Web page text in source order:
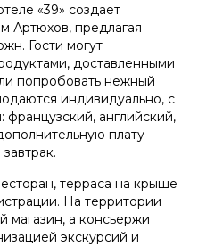
«39» создает
Артюхов, предлагая
Гости могут
доставленными
попробовать нежный
индивидуально, с
французский, английский,
плату
терраса на крыше
На территории
магазин, а консьержи
экскурсий и